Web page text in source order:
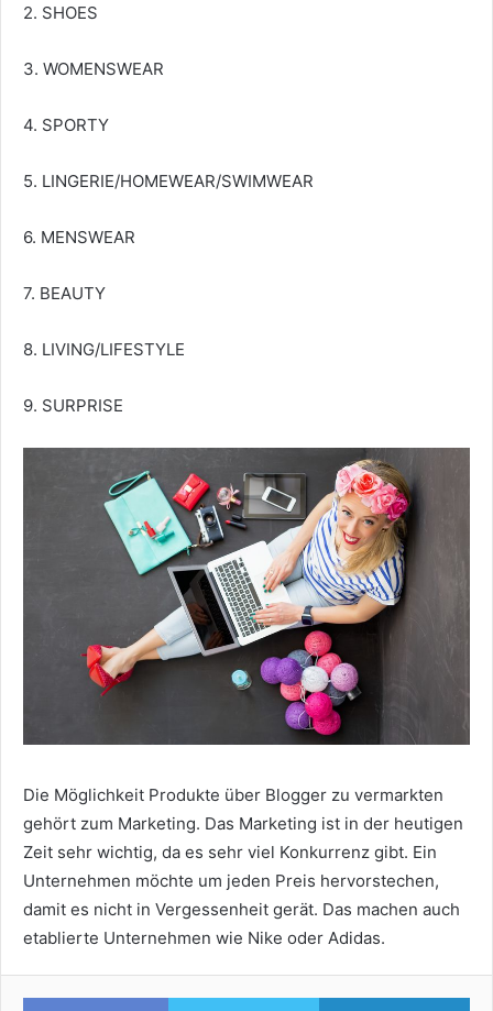
2. SHOES
3. WOMENSWEAR
4. SPORTY
5. LINGERIE/HOMEWEAR/SWIMWEAR
6. MENSWEAR
7. BEAUTY
8. LIVING/LIFESTYLE
9. SURPRISE
Die Möglichkeit Produkte über Blogger zu vermarkten
gehört zum Marketing. Das Marketing ist in der heutigen
Zeit sehr wichtig, da es sehr viel Konkurrenz gibt. Ein
Unternehmen möchte um jeden Preis hervorstechen,
damit es nicht in Vergessenheit gerät. Das machen auch
etablierte Unternehmen wie Nike oder Adidas.
Facebook Twitter